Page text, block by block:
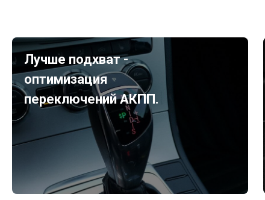
Лучше подхват -
оптимизация
переключений АКПП.